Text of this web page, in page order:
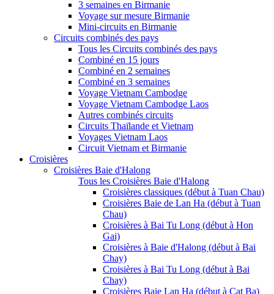
3 semaines en Birmanie
Voyage sur mesure Birmanie
Mini-circuits en Birmanie
Circuits combinés des pays
Tous les Circuits combinés des pays
Combiné en 15 jours
Combiné en 2 semaines
Combiné en 3 semaines
Voyage Vietnam Cambodge
Voyage Vietnam Cambodge Laos
Autres combinés circuits
Circuits Thaïlande et Vietnam
Voyages Vietnam Laos
Circuit Vietnam et Birmanie
Croisières
Croisières Baie d'Halong
Tous les Croisières Baie d'Halong
Croisières classiques (début à Tuan Chau)
Croisières Baie de Lan Ha (début à Tuan
Chau)
Croisières à Bai Tu Long (début à Hon
Gai)
Croisières à Baie d'Halong (début à Bai
Chay)
Croisières à Bai Tu Long (début à Bai
Chay)
Croisières Baie Lan Ha (début à Cat Ba)